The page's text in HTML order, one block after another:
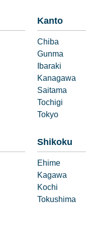
Kanto
Chiba
Gunma
Ibaraki
Kanagawa
Saitama
Tochigi
Tokyo
Shikoku
Ehime
Kagawa
Kochi
Tokushima